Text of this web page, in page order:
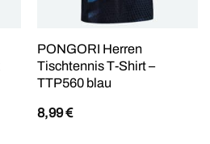
PONGORI Herren
Tischtennis T-Shirt –
TTP560 blau
8,99€